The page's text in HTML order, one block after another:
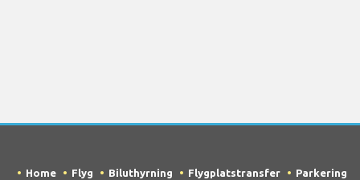
Home Flyg Biluthyrning Flygplatstransfer
Parkering